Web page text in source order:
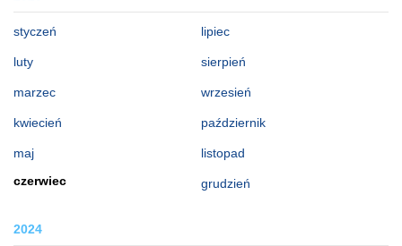
styczeń
luty
marzec
kwiecień
maj
czerwiec
lipiec
sierpień
wrzesień
październik
listopad
grudzień
2024